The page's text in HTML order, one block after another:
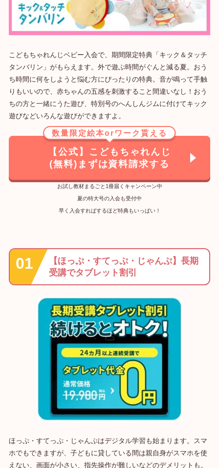
こどもちゃれんじベビー入会で、期間限定特典「キック＆タッチ
タンバリン」がもらえます。外で遊ぶ時間がぐんと減る夏。おう
ち時間に何をしようと悩む方にぴったりの特典。音が鳴って手触
りもいいので、赤ちゃんの五感を刺激すること間違いなし！おう
ちの方と一緒にうた遊び、特別号のへんしんジムに付けてキック
遊びなどいろんな遊びができますよ。
数量限定絵本orワーク貰える
【公式】こどもちゃれんじ
(無料)まずは資料請求する
お試し教材まるごと1冊届くキャンペーン中
夏の特大号の入会も受付中
早く入会すればするほど特典もいっぱい！
【ほっぷ・すてっぷ・じゃんぷ】長期
受講でタブレット割引
ほっぷ・すてっぷ・じゃんぷはデジタル学習も始まります。スマ
ホでもできますが、子どもに貸している間は親自身がスマホを使
えない、画面が小さい、指先操作が難しいなどのデメリットも。